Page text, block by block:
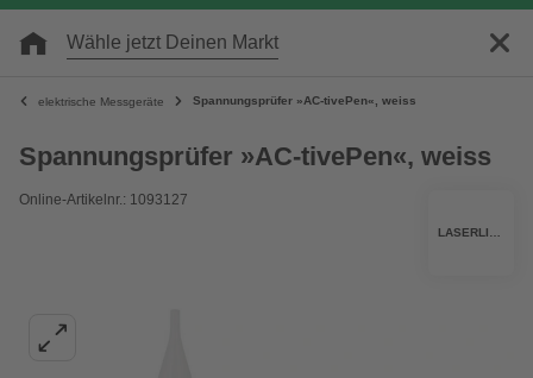
Wähle jetzt Deinen Markt
elektrische Messgeräte Spannungsprüfer »AC-tivePen«, weiss
Spannungsprüfer »AC-tivePen«, weiss
Online-Artikelnr.: 1093127